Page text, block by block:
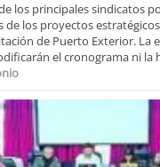
los principales sindicatos
de los proyectos
de Puerto Exterior. La
el cronograma ni la